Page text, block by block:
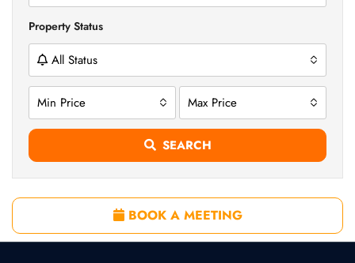
Property Status
All Status
Min Price Max Price
SEARCH
BOOK A MEETING